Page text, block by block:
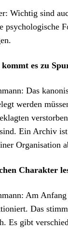
Wichtig sind
psy­chol­o­gis­che
es zu
Das
wer­den
Ein Archiv
Organ­i­sa­tion
Charak­ter
Am
Das
Es gibt